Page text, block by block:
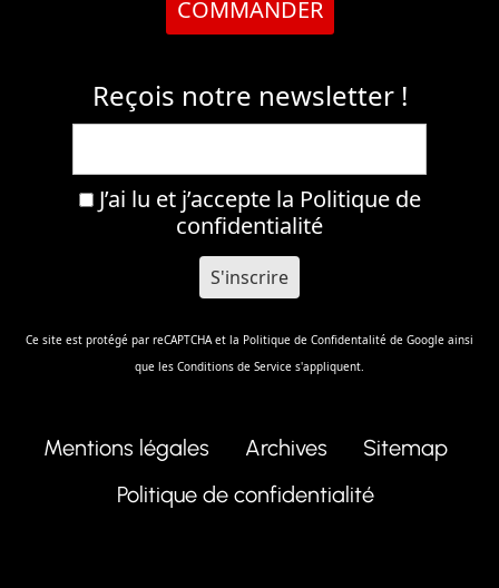
COMMANDER
Reçois notre newsletter !
J’ai lu et j’accepte la Politique de
confidentialité
Ce site est protégé par reCAPTCHA et la Politique de Confidentalité de Google ainsi
que les Conditions de Service s'appliquent.
Mentions légales Archives
Sitemap
Politique de confidentialité